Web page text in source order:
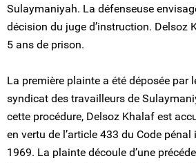
Sulaymaniyah. La défenseuse
décision du juge d’instruction. Delsoz
5 ans de prison.
La première plainte a été déposée par
syndicat des travailleurs de
cette procédure, Delsoz Khalaf est
en vertu de l’article 433 du Code pénal
1969. La plainte découle d’une